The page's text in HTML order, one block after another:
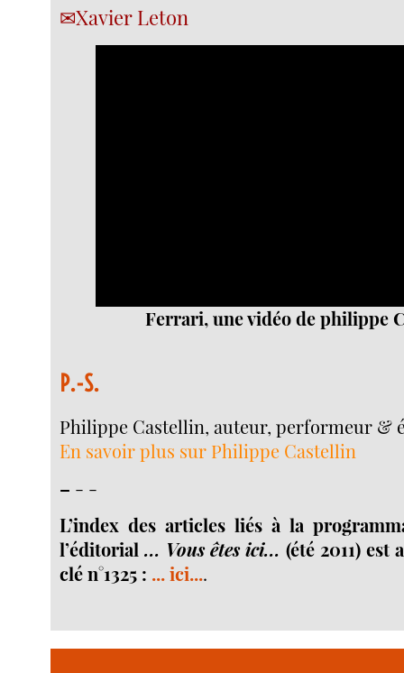
Xavier Leton
Ferrari, une vidéo de philippe
P.-S.
Philippe Castellin, auteur, performeur &
En savoir plus sur Philippe Castellin
– - -
L’index des articles liés à la
l’éditorial... Vous êtes ici... (été 2011) est
clé n°1325 : ... ici....